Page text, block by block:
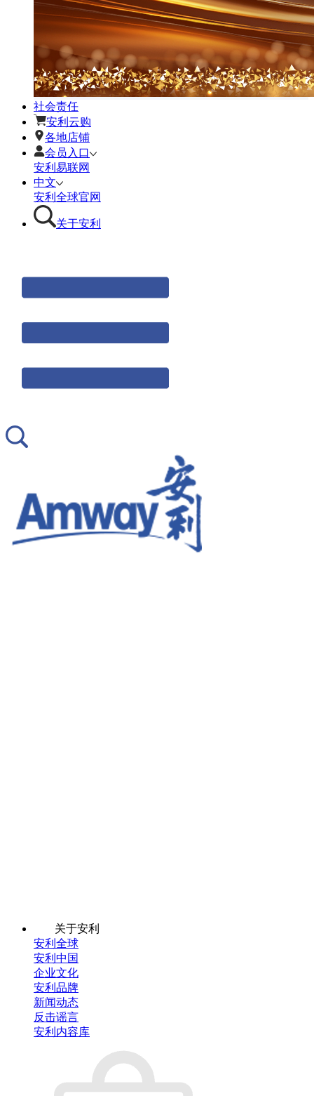
社会责任
安利云购
各地店铺
会员入口
安利易联网
中文
安利全球官网
关于安利
关于安利
安利全球
安利中国
企业文化
安利品牌
新闻动态
反击谣言
安利内容库